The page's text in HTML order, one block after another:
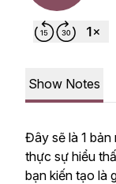
Show Notes
Đây sẽ là 1
thực sự hiểu
bạn kiến tạo là